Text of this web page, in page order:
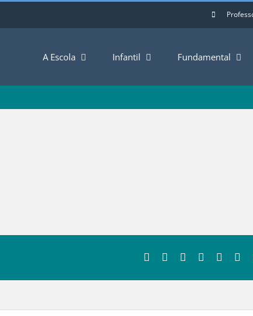
A Escola Infantil Fundamental
Facebook
TwitterLinkedInWhatsapp
Tumblr